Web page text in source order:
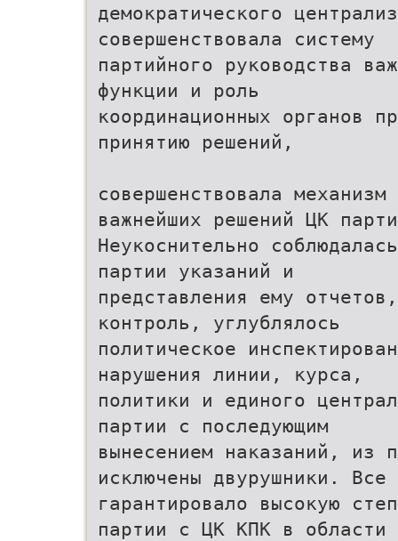
демократического
совершенствовала систему
партийного руководства
функции и роль
координационных органов
принятию решений,
совершенствовала
важнейших решений ЦК
Неукоснительно
партии указаний и
представления ему
контроль, углублялось
политическое
нарушения линии, курса,
политики и единого
партии с последующим
вынесением наказаний, из
исключены двурушники. Все
гарантировало высокую
партии с ЦК КПК в области